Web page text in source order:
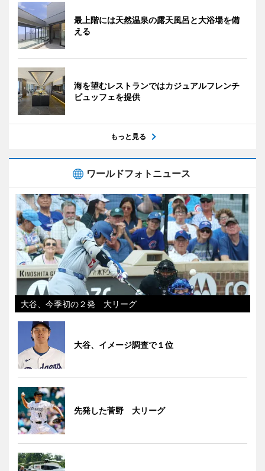
最上階には天然温泉の露天風呂と大浴場を備
える
海を望むレストランではカジュアルフレンチ
ビュッフェを提供
もっと見る
ワールドフォトニュース
大谷、今季初の２発 大リーグ
大谷、イメージ調査で１位
先発した菅野 大リーグ